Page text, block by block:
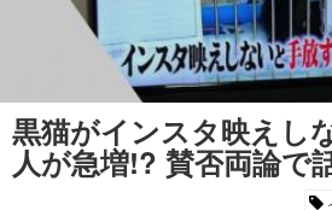
黒猫がインスタ映えし
人が急増!? 賛否両論で